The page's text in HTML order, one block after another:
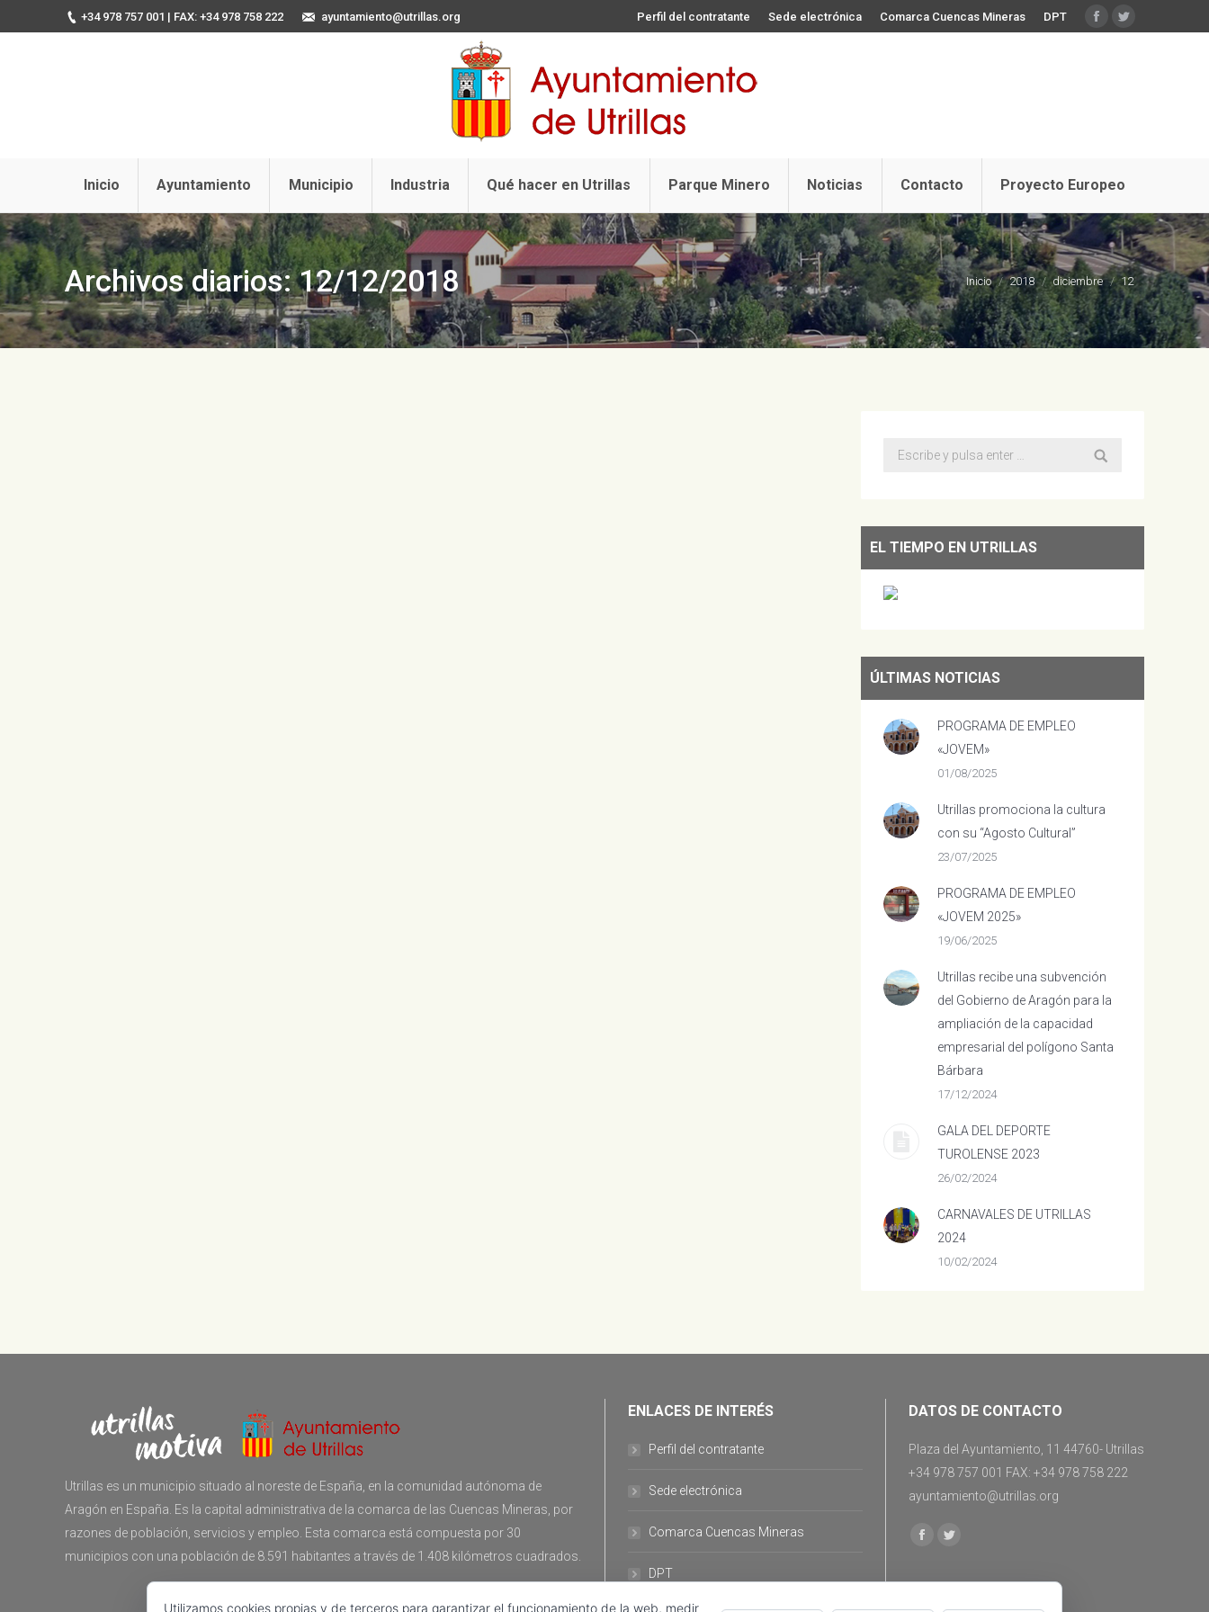
+34 978 757 001 | FAX: +34 978 758 222 ayuntamiento@utrillas.org Perfil del contratante Sede electrónica Comarca Cuencas Mineras DPT Facebook
Twitter
Inicio Ayuntamiento Municipio Industria Qué hacer en Utrillas Parque Minero Noticias Contacto Proyecto Europeo
Archivos diarios:12/12/2018 Estás aquí:
Inicio 2018 diciembre 12
Buscar:
EL TIEMPO EN UTRILLAS
ÚLTIMAS NOTICIAS
PROGRAMA DE EMPLEO
«JOVEM»
01/08/2025
Utrillas promociona la cultura
con su “Agosto Cultural”
23/07/2025
PROGRAMA DE EMPLEO
«JOVEM 2025»
19/06/2025
Utrillas recibe una subvención
del Gobierno de Aragón para la
ampliación de la capacidad
empresarial del polígono Santa
Bárbara
17/12/2024
GALA DEL DEPORTE
TUROLENSE 2023
26/02/2024
CARNAVALES DE UTRILLAS
2024
10/02/2024
Utrillas es un municipio situado al noreste de España, en la comunidad autónoma de
Aragón en España. Es la capital administrativa de la comarca de las Cuencas Mineras, por
razones de población, servicios y empleo. Esta comarca está compuesta por 30
municipios con una población de 8.591 habitantes a través de 1.408 kilómetros cuadrados.
ENLACES DE INTERÉS
Perfil del contratante
Sede electrónica
Comarca Cuencas Mineras
DPT
DATOS DE CONTACTO
Plaza del Ayuntamiento, 11 44760- Utrillas
+34 978 757 001 FAX: +34 978 758 222
ayuntamiento@utrillas.org
Encuéntranos en:
Facebook
Twitter
Utilizamos cookies propias y de terceros para garantizar el funcionamiento de la web, medir